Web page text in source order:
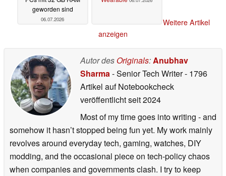
geworden sind
06.07.2026
Weitere Artikel
anzeigen
Autor des Originals:Anubhav
Sharma- Senior Tech Writer- 1796
Artikel auf Notebookcheck
veröffentlichtseit 2024
Most of my time goes into writing - and
somehow it hasn’t stopped being fun yet. My work mainly
revolves around everyday tech, gaming, watches, DIY
modding, and the occasional piece on tech-policy chaos
when companies and governments clash. I try to keep